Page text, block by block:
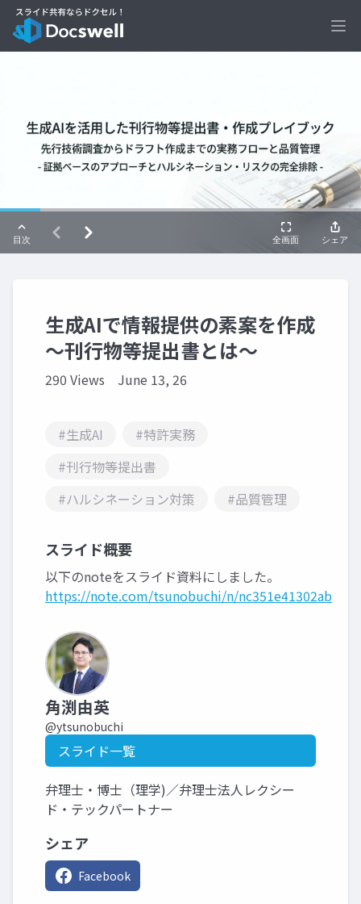
生成AIで情報提供の素案を作成
～刊行物等提出書とは～
290 Views June 13, 26
#生成AI
#特許実務
#刊行物等提出書
#ハルシネーション対策
#品質管理
スライド概要
以下のnoteをスライド資料にしました。
https://note.com/tsunobuchi/n/nc351e41302ab
角渕由英
@ytsunobuchi
スライド一覧
弁理士・博士（理学)／弁理士法人レクシー
ド・テックパートナー
シェア
Facebook